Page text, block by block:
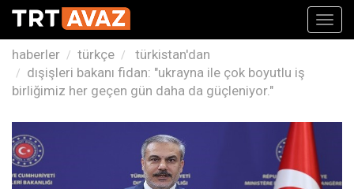
haberler türkçe
türkistan'dan
dışişleri bakanı fidan: "ukrayna ile çok boyutlu iş
birliğimiz her geçen gün daha da güçleniyor."